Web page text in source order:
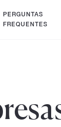
PERGUNTAS
FREQUENTES